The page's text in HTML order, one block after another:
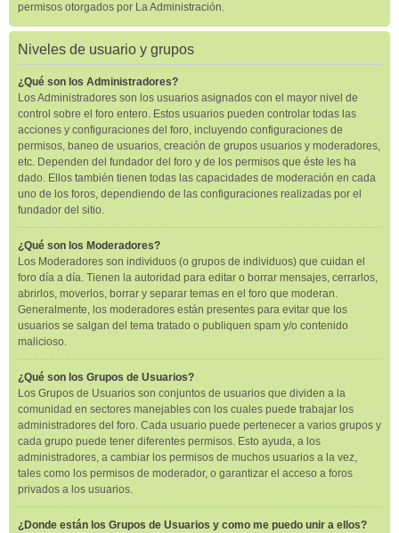
permisos otorgados por La Administración.
Niveles de usuario y grupos
¿Qué son los Administradores?
Los Administradores son los usuarios asignados con el mayor nivel de
control sobre el foro entero. Estos usuarios pueden controlar todas las
acciones y configuraciones del foro, incluyendo configuraciones de
permisos, baneo de usuarios, creación de grupos usuarios y moderadores,
etc. Dependen del fundador del foro y de los permisos que éste les ha
dado. Ellos también tienen todas las capacidades de moderación en cada
uno de los foros, dependiendo de las configuraciones realizadas por el
fundador del sitio.
¿Qué son los Moderadores?
Los Moderadores son individuos (o grupos de individuos) que cuidan el
foro día a día. Tienen la autoridad para editar o borrar mensajes, cerrarlos,
abrirlos, moverlos, borrar y separar temas en el foro que moderan.
Generalmente, los moderadores están presentes para evitar que los
usuarios se salgan del tema tratado o publiquen spam y/o contenido
malicioso.
¿Qué son los Grupos de Usuarios?
Los Grupos de Usuarios son conjuntos de usuarios que dividen a la
comunidad en sectores manejables con los cuales puede trabajar los
administradores del foro. Cada usuario puede pertenecer a varios grupos y
cada grupo puede tener diferentes permisos. Esto ayuda, a los
administradores, a cambiar los permisos de muchos usuarios a la vez,
tales como los permisos de moderador, o garantizar el acceso a foros
privados a los usuarios.
¿Donde están los Grupos de Usuarios y como me puedo unir a ellos?